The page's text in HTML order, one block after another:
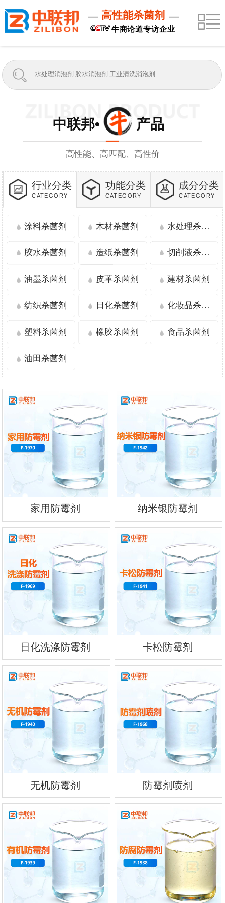
高性能杀菌剂
牛商论道专访企业
中联邦• 产品
高性能、高匹配、高性价
行业分类
CATEGORY
涂料杀菌剂 木材杀菌剂 水处理杀菌剂
胶水杀菌剂 造纸杀菌剂 切削液杀菌剂
油墨杀菌剂 皮革杀菌剂 建材杀菌剂
纺织杀菌剂 日化杀菌剂 化妆品杀菌剂
塑料杀菌剂 橡胶杀菌剂 食品杀菌剂
油田杀菌剂
功能分类
CATEGORY
成分分类
CATEGORY
家用防霉剂 纳米银防霉剂
日化洗涤防霉剂 卡松防霉剂
无机防霉剂 防霉剂喷剂